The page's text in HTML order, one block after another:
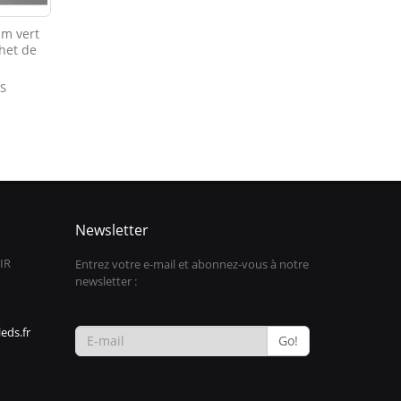
vert
de
Newsletter
Entrez votre e-mail et abonnez-vous à notre
newsletter :
Go!